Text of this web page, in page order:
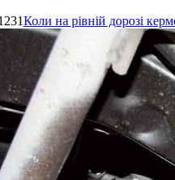
Коли на рівній дорозі